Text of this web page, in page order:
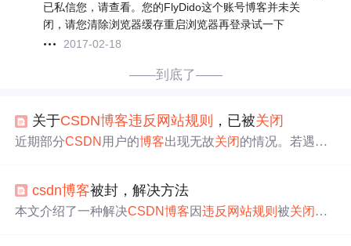
已私信您，请查看。您的FlyDido这个账号博客并未关
闭，请您清除浏览器缓存重启浏览器再登录试一下
2017-02-18
——到底了——
关于CSDN博客违反 网站规则 ，已被关闭
近期部分CSDN 用户的博客出现无故关闭的情况。若遇到
csdn博客被封，解决方法
本文介绍了一种解决CSDN博客因违反 网站规则被关闭 的